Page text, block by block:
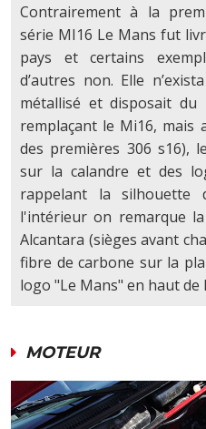
Contrairement à la
série MI16 Le Mans fut
pays et certains
d’autres non. Elle
métallisé et disposait du
remplaçant le Mi16, mais
des premières 306 s16),
sur la calandre et des
rappelant la silhouette
l'intérieur on remarque
Alcantara (sièges avant
fibre de carbone sur la
logo "Le Mans" en haut de
MOTEUR